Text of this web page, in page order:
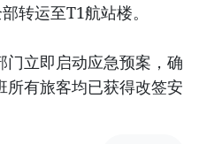
转运至T1航站楼。
立即启动应急预案，确
有旅客均已获得改签安